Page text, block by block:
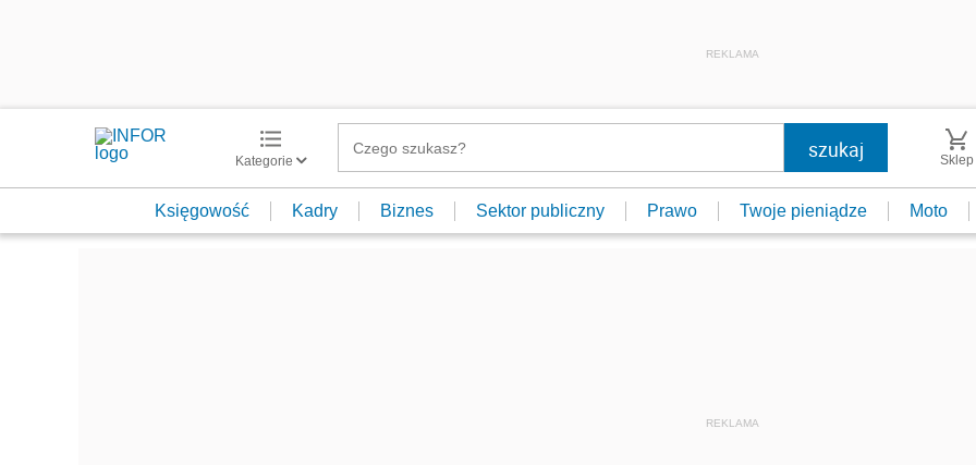
REKLAMA
Kategorie Sklep
Księgowość Kadry Biznes Sektor publiczny Prawo Twoje pieniądze Moto